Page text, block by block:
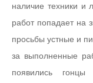
наличие техники и
работ попадает на
просьбы устные и
за выполненные
появились